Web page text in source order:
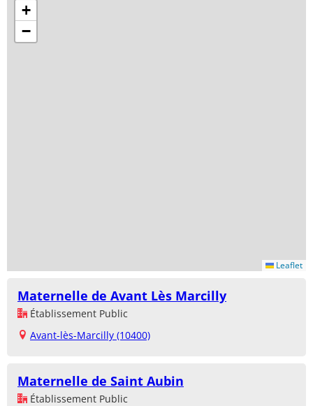
+
−
Leaflet
Maternelle de Avant Lès Marcilly
Établissement Public
Avant-lès-Marcilly (10400)
Maternelle de Saint Aubin
Établissement Public